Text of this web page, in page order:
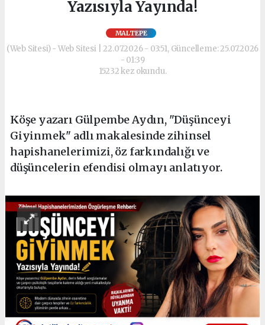
Yazısıyla Yayında!
MALTEPE
(Web Sitesi) - Web Sitesi | 22.07.2026 - 03:51, Güncelleme: 25.07.2026
- 01:39
15232 kez okundu.
Köşe yazarı Gülpembe Aydın, "Düşünceyi
Giyinmek" adlı makalesinde zihinsel
hapishanelerimizi, öz farkındalığı ve
düşüncelerin efendisi olmayı anlatıyor.